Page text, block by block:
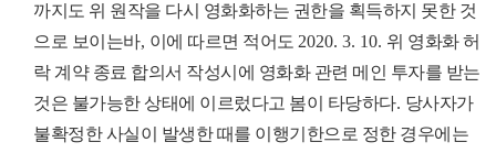
까지도 위 원작을 다시 영화화하는 권한을 획득하지 못한 것
으로 보이는바, 이에 따르면 적어도 2020. 3. 10. 위 영화화 허
락 계약 종료 합의서 작성시에 영화화 관련 메인 투자를 받는
것은 불가능한 상태에 이르렀다고 봄이 타당하다. 당사자가
불확정한 사실이 발생한 때를 이행기한으로 정한 경우에는